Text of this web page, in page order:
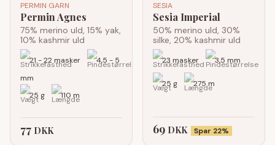
PERMIN GARN
Permin Agnes
75% merino uld, 15% yak,
10% kashmir uld
21 - 22 masker
4,5 - 5
mm
25 g
110 m
77 DKK
SESIA
Sesia Imperial
50% merino uld, 30%
silke, 20% kashmir uld
23 masker 3,5 mm
25 g 275 m
69 DKK Spar 22%